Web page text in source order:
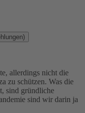
allerdings nicht die
zu schützen. Was die
sind gründliche
sind wir darin ja